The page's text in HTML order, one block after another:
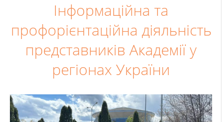
Інформаційна та
профорієнтаційна діяльність
представників Академії у
регіонах України